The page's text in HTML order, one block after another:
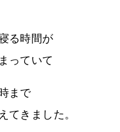
る時間が
っていて
まで
てきました。